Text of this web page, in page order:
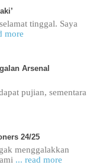
tinggal. Saya
more
Arsenal
pujian, sementara
24/25
menggalakkan
... read more